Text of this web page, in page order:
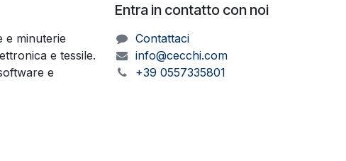
Entra in contatto con noi
Contattaci
info@cecchi.com
+39 0557335801
e minuterie
e tessile.
e